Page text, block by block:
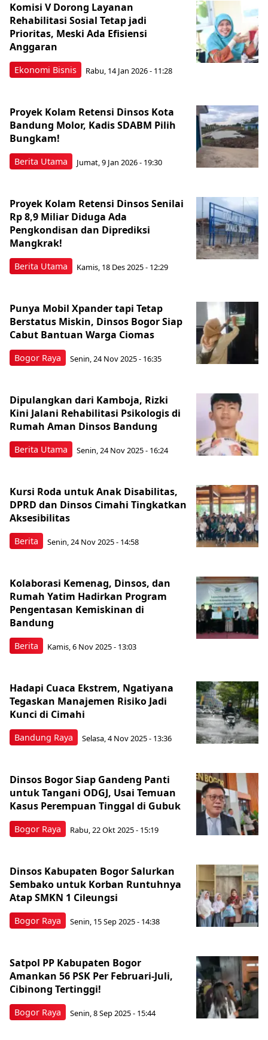
Ekonomi Bisnis
Komisi V Dorong Layanan
Rehabilitasi Sosial Tetap jadi
Prioritas, Meski Ada Efisiensi
Anggaran
Rabu, 14 Jan 2026 - 11:28
Berita Utama
Proyek Kolam Retensi Dinsos Kota
Bandung Molor, Kadis SDABM Pilih
Bungkam!
Jumat, 9 Jan 2026 - 19:30
Berita Utama
Proyek Kolam Retensi Dinsos Senilai
Rp 8,9 Miliar Diduga Ada
Pengkondisan dan Diprediksi
Mangkrak!
Kamis, 18 Des 2025 - 12:29
Bogor Raya
Punya Mobil Xpander tapi Tetap
Berstatus Miskin, Dinsos Bogor Siap
Cabut Bantuan Warga Ciomas
Senin, 24 Nov 2025 - 16:35
Berita Utama
Dipulangkan dari Kamboja, Rizki
Kini Jalani Rehabilitasi Psikologis di
Rumah Aman Dinsos Bandung
Senin, 24 Nov 2025 - 16:24
Berita
Kursi Roda untuk Anak Disabilitas,
DPRD dan Dinsos Cimahi Tingkatkan
Aksesibilitas
Senin, 24 Nov 2025 - 14:58
Berita
Kolaborasi Kemenag, Dinsos, dan
Rumah Yatim Hadirkan Program
Pengentasan Kemiskinan di
Bandung
Kamis, 6 Nov 2025 - 13:03
Bandung Raya
Hadapi Cuaca Ekstrem, Ngatiyana
Tegaskan Manajemen Risiko Jadi
Kunci di Cimahi
Selasa, 4 Nov 2025 - 13:36
Bogor Raya
Dinsos Bogor Siap Gandeng Panti
untuk Tangani ODGJ, Usai Temuan
Kasus Perempuan Tinggal di Gubuk
Rabu, 22 Okt 2025 - 15:19
Bogor Raya
Dinsos Kabupaten Bogor Salurkan
Sembako untuk Korban Runtuhnya
Atap SMKN 1 Cileungsi
Senin, 15 Sep 2025 - 14:38
Bogor Raya
Satpol PP Kabupaten Bogor
Amankan 56 PSK Per Februari-Juli,
Cibinong Tertinggi!
Senin, 8 Sep 2025 - 15:44